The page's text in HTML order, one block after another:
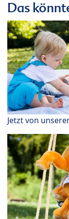
Das
Jetzt von